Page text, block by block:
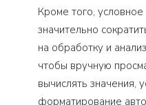
Кроме того,
значительно
на обработку и
чтобы вручную
вычислять значения,
форматирование